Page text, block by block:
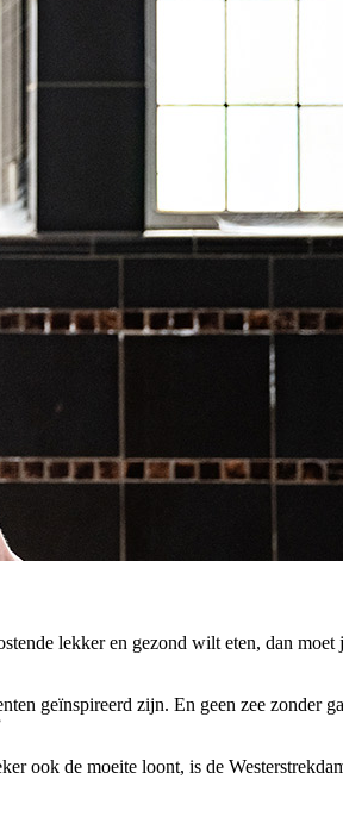
lekker en gezond wilt eten, dan moet
geïnspireerd zijn. En geen zee zonder
ook de moeite loont, is de